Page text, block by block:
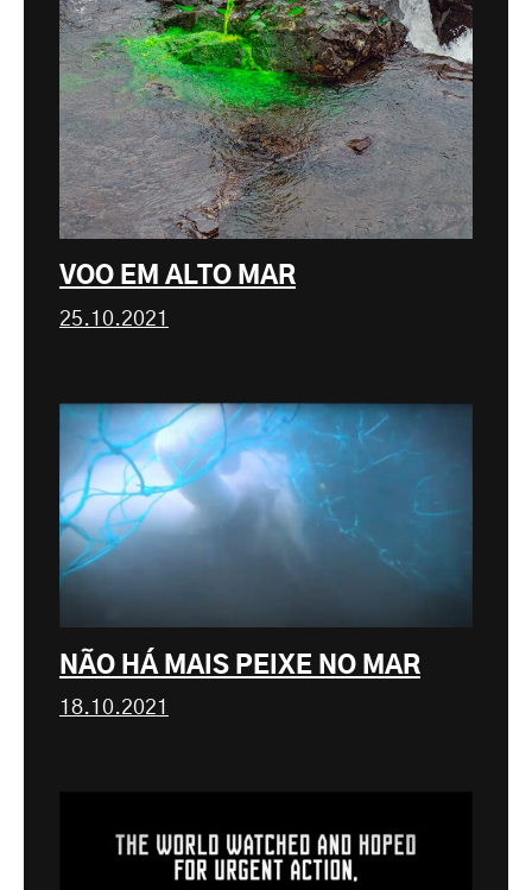
VOO EM ALTO MAR
25.10.2021
NÃO HÁ MAIS PEIXE NO MAR
18.10.2021